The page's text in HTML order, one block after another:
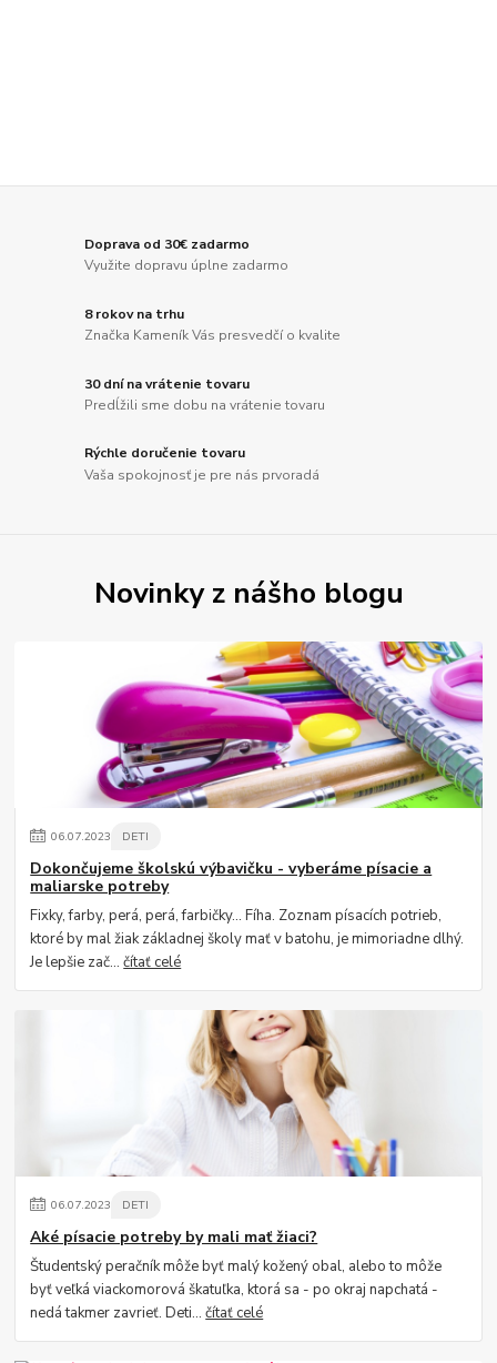
Doprava od 30€ zadarmo
Využite dopravu úplne zadarmo
8 rokov na trhu
Značka Kameník Vás presvedčí o kvalite
30 dní na vrátenie tovaru
Predĺžili sme dobu na vrátenie tovaru
Rýchle doručenie tovaru
Vaša spokojnosť je pre nás prvoradá
Novinky z nášho blogu
06.07.2023 DETI
Dokončujeme školskú výbavičku - vyberáme písacie a
maliarske potreby
Fixky, farby, perá, perá, farbičky... Fíha. Zoznam písacích potrieb,
ktoré by mal žiak základnej školy mať v batohu, je mimoriadne dlhý.
Je lepšie zač...čítať celé
06.07.2023 DETI
Aké písacie potreby by mali mať žiaci?
Študentský peračník môže byť malý kožený obal, alebo to môže
byť veľká viackomorová škatuľka, ktorá sa - po okraj napchatá -
nedá takmer zavrieť. Deti...čítať celé